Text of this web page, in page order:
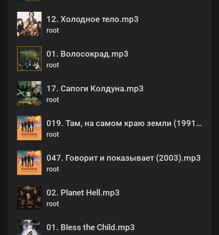
12. Холодное тело.mp3
root
01. Волосокрад.mp3
root
17. Сапоги Колдуна.mp3
root
019. Там, на самом краю земли (1991).mp3
root
047. Говорит и показывает (2003).mp3
root
02. Planet Hell.mp3
root
01. Bless the Child.mp3